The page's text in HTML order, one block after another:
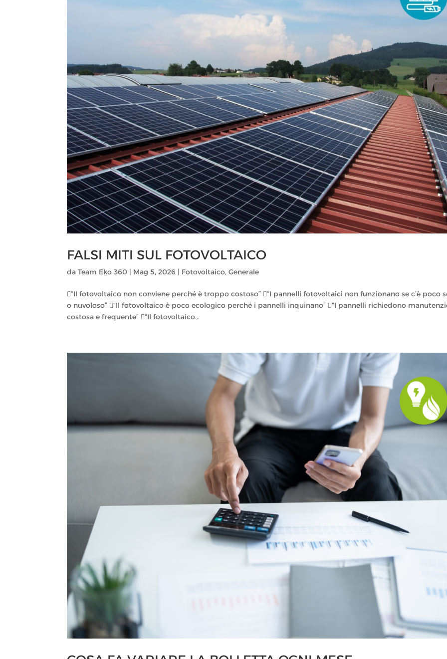
FALSI MITI SUL FOTOVOLTAICO
daTeam Eko 360 Mag 5, 2026 Fotovoltaico,Generale
“Il fotovoltaico non conviene perché è troppo costoso” “I pannelli fotovoltaici non funzionano se c’è poco
o nuvoloso” “Il fotovoltaico è poco ecologico perché i pannelli inquinano” “I pannelli richiedono
costosa e frequente” “Il fotovoltaico...